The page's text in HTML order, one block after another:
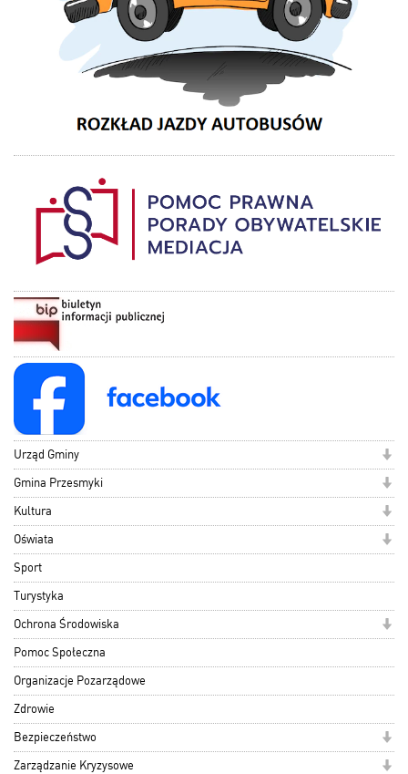
Urząd Gminy
Gmina Przesmyki
Kultura
Oświata
Sport
Turystyka
Ochrona Środowiska
Pomoc Społeczna
Organizacje Pozarządowe
Zdrowie
Bezpieczeństwo
Zarządzanie Kryzysowe